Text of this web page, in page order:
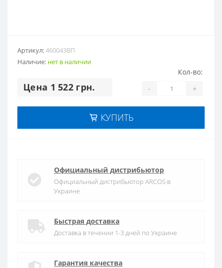
Артикул:460043ВП
Наличие: нет в наличии
Цена 1 522 грн.
Кол-во:
- +
КУПИТЬ
Официальный дистрибьютор
Официальный дистрибьютор ARCOS в
Украине
Быстрая доставка
Доставка в течении 1-3 дней по Украине
Гарантия качества